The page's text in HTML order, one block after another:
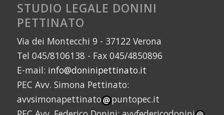
STUDIO LEGALE DONINI
PETTINATO
Via dei Montecchi 9 - 37122 Verona
Tel 045/8106138 - Fax 045/4850896
E-mail: info@doninipettinato.it
PEC Avv. Simona Pettinato:
avvsimonapettinato
puntopec.it